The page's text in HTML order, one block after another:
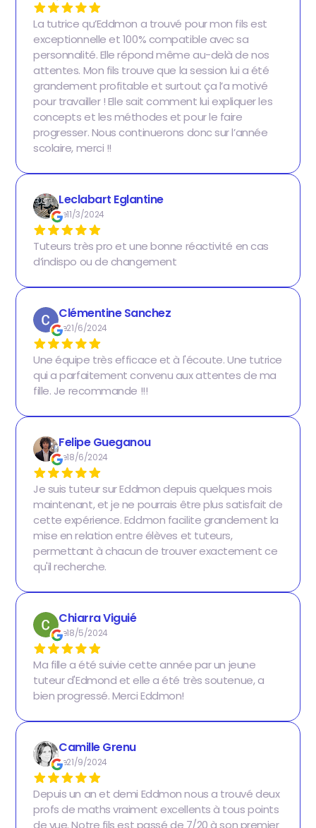
La tutrice qu’Eddmon a trouvé pour mon fils est
exceptionnelle et 100% compatible avec sa
personnalité. Elle répond même au-delà de nos
attentes. Mon fils trouve que la session lui a été
grandement profitable et surtout ça l’a motivé
pour travailler ! Elle sait comment lui expliquer les
concepts et les méthodes et pour le faire
progresser. Nous continuerons donc sur l’année
scolaire, merci !!
Leclabart Eglantine
Le11/3/2024
Tuteurs très pro et une bonne réactivité en cas
d’indispo ou de changement
Clémentine Sanchez
Le21/6/2024
Une équipe très efficace et à l'écoute. Une tutrice
qui a parfaitement convenu aux attentes de ma
fille. Je recommande !!!
Felipe Gueganou
Le18/6/2024
Je suis tuteur sur Eddmon depuis quelques mois
maintenant, et je ne pourrais être plus satisfait de
cette expérience. Eddmon facilite grandement la
mise en relation entre élèves et tuteurs,
permettant à chacun de trouver exactement ce
qu'il recherche.
Chiarra Viguié
Le18/5/2024
Ma fille a été suivie cette année par un jeune
tuteur d'Edmond et elle a été très soutenue, a
bien progressé. Merci Eddmon!
Camille Grenu
Le21/9/2024
Depuis un an et demi Eddmon nous a trouvé deux
profs de maths vraiment excellents à tous points
de vue. Notre fils est passé de 7/20 à son premier